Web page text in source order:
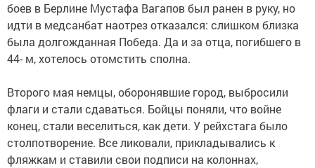
боев в Берлине Мустафа Вагапов был ранен в руку, но
идти в медсанбат наотрез отказался: слишком близка
была долгожданная Победа. Да и за отца, погибшего в
44- м, хотелось отомстить сполна.
Второго мая немцы, оборонявшие город, выбросили
флаги и стали сдаваться. Бойцы поняли, что войне
конец, стали веселиться, как дети. У рейхстага было
столпотворение. Все ликовали, прикладывались к
фляжкам и ставили свои подписи на колоннах,